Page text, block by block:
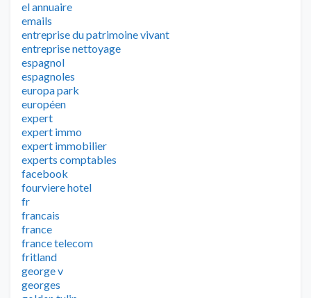
el annuaire
emails
entreprise du patrimoine vivant
entreprise nettoyage
espagnol
espagnoles
europa park
européen
expert
expert immo
expert immobilier
experts comptables
facebook
fourviere hotel
fr
francais
france
france telecom
fritland
george v
georges